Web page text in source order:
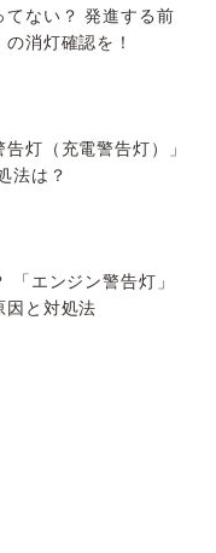
てない？ 発進する前
消灯確認を！
灯（充電警告灯）」
法は？
エンジン警告灯」
と対処法